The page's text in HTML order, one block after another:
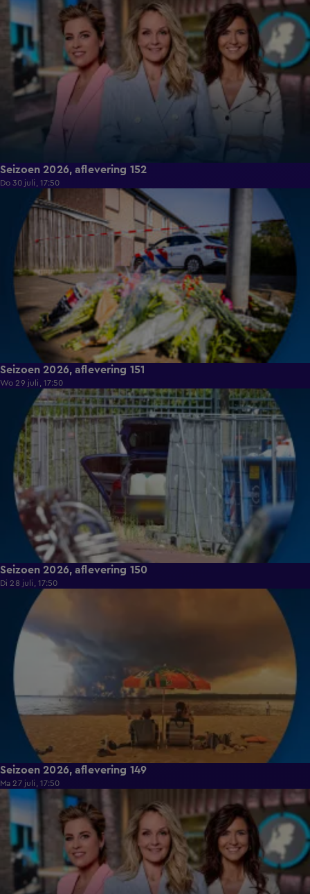
Seizoen 2026, aflevering 152
Do 30 juli, 17:50
Seizoen 2026, aflevering 151
Wo 29 juli, 17:50
Seizoen 2026, aflevering 150
Di 28 juli, 17:50
Seizoen 2026, aflevering 149
Ma 27 juli, 17:50
14:48